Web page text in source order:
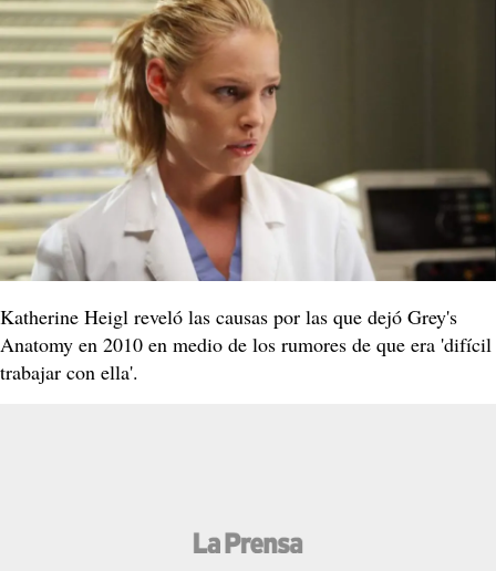
Katherine Heigl reveló las causas por las que dejó Grey's
Anatomy en 2010 en medio de los rumores de que era 'difícil
trabajar con ella'.